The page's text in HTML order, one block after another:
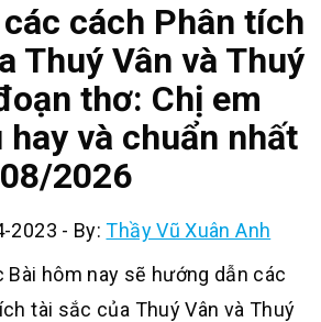
cách Phân tích
Thuý Vân và Thuý
thơ: Chị em
hay và chuẩn nhất
2026
2023 - By:Thầy Vũ Xuân Anh
Bài hôm nay sẽ hướng dẫn các
tài sắc của Thuý Vân và Thuý